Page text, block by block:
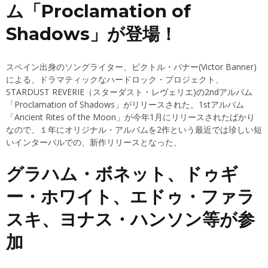
ム「Proclamation of
Shadows」が登場！
スペイン出身のソングライター、ビクトル・バナー(Victor Banner)
による、ドラマティックなハードロック・プロジェクト、
STARDUST REVERIE（スターダスト・レヴェリエ)の2ndアルバム
「Proclamation of Shadows」がリリースされた。1stアルバム
「Ancient Rites of the Moon」が今年1月にリリースされたばかり
なので、１年にオリジナル・アルバムを2作という最近では珍しい短
いインターバルでの、新作リリースとなった、
グラハム・ボネット、ドゥギ
ー・ホワイト、エドゥ・ファラ
スキ、ヨナス・ハンソン等が参
加